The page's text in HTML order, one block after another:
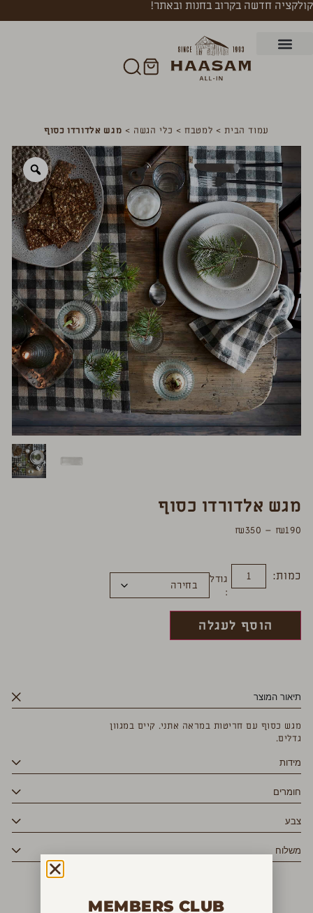
קולקציה חדשה בקרוב בחנות ובאתר!
מגש אלדורדו כסוף
₪190
–
₪350
כמות: גודל
הוסף לעגלה
תיאור המוצר
מגש כסוף עם חריטות במראה אתני. קיים במגוון
גדלים.
מידות
חומרים
צבע
משלוח
עמוד הבית> למטבח> כלי הגשה > מגש אלדורדו כסוף
MEMBERS CLUB